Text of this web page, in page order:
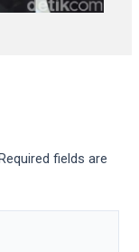
fields are